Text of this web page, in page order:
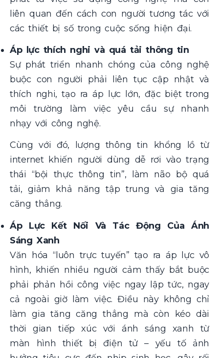
liên quan đến cách con người tương tác với
các thiết bị số trong cuộc sống hiện đại.
Áp lực thích nghi và quá tải thông tin
Sự phát triển nhanh chóng của công nghệ
buộc con người phải liên tục cập nhật và
thích nghi, tạo ra áp lực lớn, đặc biệt trong
môi trường làm việc yêu cầu sự nhanh
nhạy với công nghệ.
Cùng với đó, lượng thông tin khổng lồ từ
internet khiến người dùng dễ rơi vào trạng
thái “bội thực thông tin”, làm não bộ quá
tải, giảm khả năng tập trung và gia tăng
căng thẳng.
Áp Lực Kết Nối Và Tác Động Của Ánh
Sáng Xanh
Văn hóa “luôn trực tuyến” tạo ra áp lực vô
hình, khiến nhiều người cảm thấy bắt buộc
phải phản hồi công việc ngay lập tức, ngay
cả ngoài giờ làm việc. Điều này không chỉ
làm gia tăng căng thẳng mà còn kéo dài
thời gian tiếp xúc với ánh sáng xanh từ
màn hình thiết bị điện tử – yếu tố ảnh